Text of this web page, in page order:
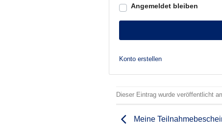
Angemeldet bleiben
Konto erstellen
Dieser Eintrag wurde veröffentlicht
Meine